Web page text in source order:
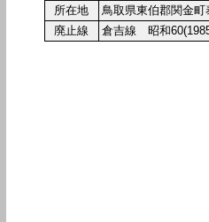
所在地
鳥取県東伯郡関金町
廃止線
倉吉線 昭和